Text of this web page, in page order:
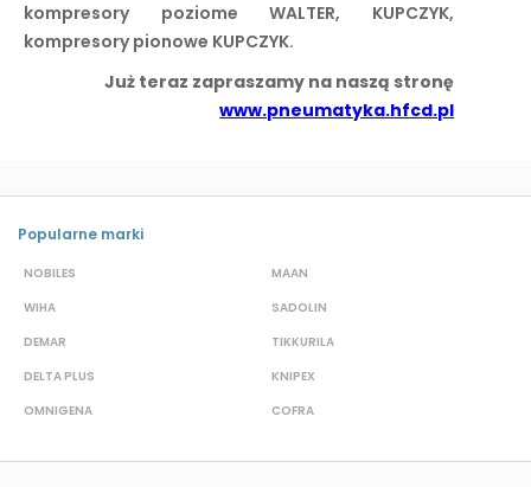
kompresory poziome WALTER, KUPCZYK,
kompresory pionowe KUPCZYK.
Już teraz zapraszamy na naszą stronę
www.pneumatyka.hfcd.pl
Popularne marki
NOBILES
WIHA
DEMAR
DELTA PLUS
OMNIGENA
MAAN
SADOLIN
TIKKURILA
KNIPEX
COFRA